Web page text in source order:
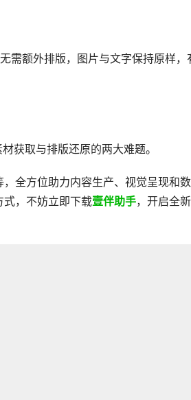
需额外排版，图片与文字保持原样，
获取与排版还原的两大难题。
，全方位助力内容生产、视觉呈现和
式，不妨立即下载壹伴助手，开启全